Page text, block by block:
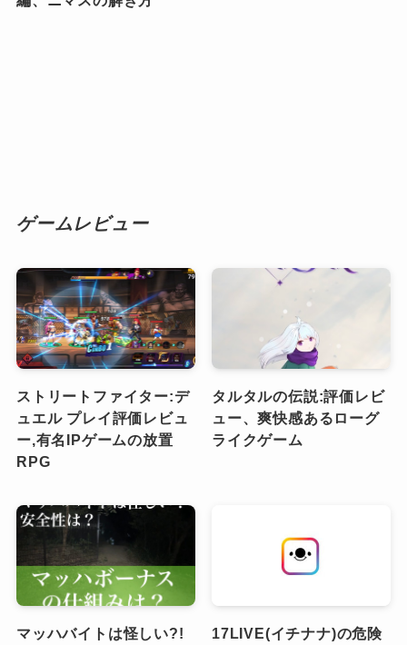
ゲームレビュー
ストリートファイター:デ
ュエル プレイ評価レビュ
ー,有名IPゲームの放置
RPG
タルタルの伝説:評価レビ
ュー、爽快感あるローグ
ライクゲーム
マッハバイトは怪しい?!
17LIVE(イチナナ)の危険